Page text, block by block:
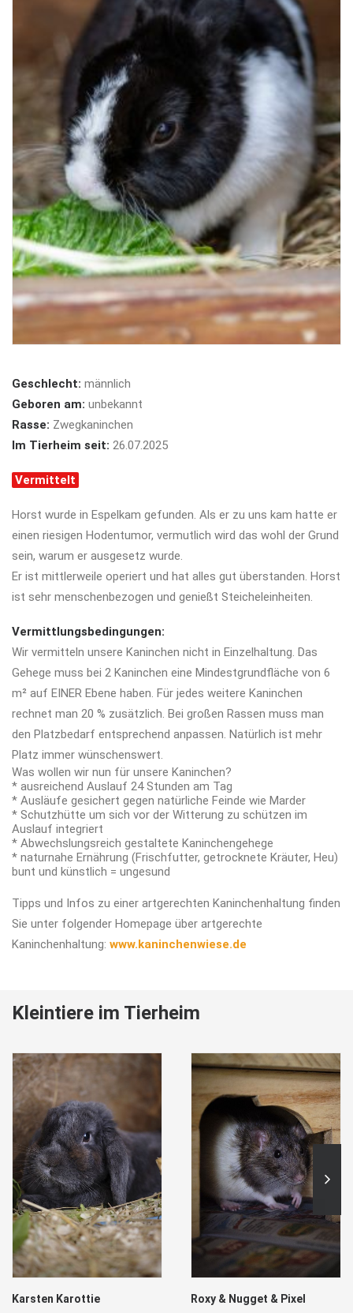
Geschlecht: männlich
Geboren am: unbekannt
Rasse: Zwegkaninchen
Im Tierheim seit: 26.07.2025
Vermittelt
Horst wurde in Espelkam gefunden. Als er zu uns kam hatte er
einen riesigen Hodentumor, vermutlich wird das wohl der Grund
sein, warum er ausgesetz wurde.
Er ist mittlerweile operiert und hat alles gut überstanden. Horst
ist sehr menschenbezogen und genießt Steicheleinheiten.
Vermittlungsbedingungen:
Wir vermitteln unsere Kaninchen nicht in Einzelhaltung. Das
Gehege muss bei 2 Kaninchen eine Mindestgrundfläche von 6
m² auf EINER Ebene haben. Für jedes weitere Kaninchen
rechnet man 20 % zusätzlich. Bei großen Rassen muss man
den Platzbedarf entsprechend anpassen. Natürlich ist mehr
Platz immer wünschenswert.
Was wollen wir nun für unsere Kaninchen?
* ausreichend Auslauf 24 Stunden am Tag
* Ausläufe gesichert gegen natürliche Feinde wie Marder
* Schutzhütte um sich vor der Witterung zu schützen im
Auslauf integriert
* Abwechslungsreich gestaltete Kaninchengehege
* naturnahe Ernährung (Frischfutter, getrocknete Kräuter, Heu)
bunt und künstlich = ungesund
Tipps und Infos zu einer artgerechten Kaninchenhaltung finden
Sie unter folgender Homepage über artgerechte
Kaninchenhaltung: www.kaninchenwiese.de
Kleintiere im Tierheim
Karsten Karottie Roxy & Nugget & Pixel